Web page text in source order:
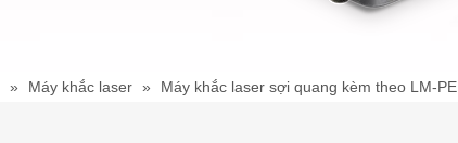
» Máy khắc laser » Máy khắc laser sợi quang kèm theo LM-PE